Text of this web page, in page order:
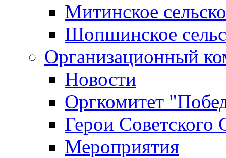
Митинское
Шопшинское
Организационный
Новости
Оргкомитет
Герои Советского
Мероприятия